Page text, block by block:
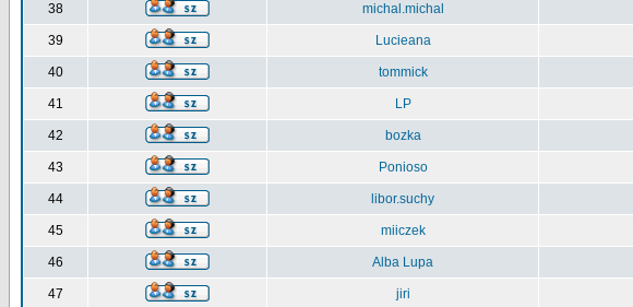
38 michal.michal
39 Lucieana
40 tommick
41 LP
42 bozka
43 Ponioso
44 libor.suchy
45 miiczek
46 Alba Lupa
47 jiri